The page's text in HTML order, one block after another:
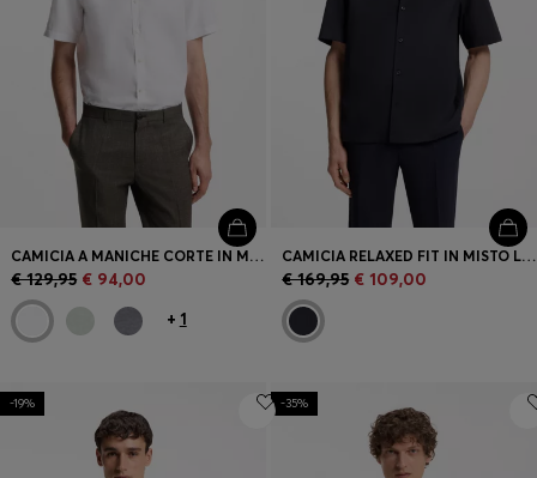
CAMICIA A MANICHE CORTE IN MISTO COTONE E LINO
€ 129,95 € 94,00
+ 1
CAMICIA RELAXED FIT IN MISTO LANA CON MOTIVO IN MESH
€ 169,95 € 109,00
-19% -35%